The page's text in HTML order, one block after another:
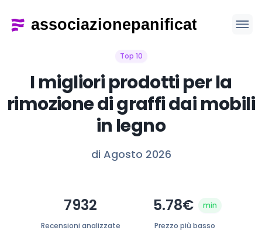
Top 10
I migliori prodotti per la
rimozione di graffi dai mobili
in legno
di Agosto 2026
7932
Recensioni analizzate
5.78€ min
Prezzo più basso